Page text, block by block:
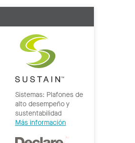
Sistemas: Plafones de
alto desempeño y
sustentabilidad
Más información